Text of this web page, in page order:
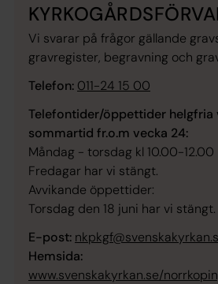
Vi svarar på frågor gällande
gravregister, begravning och
Telefon: 011-24 15 00
Telefontider/öppettider helgfria
sommartid fr.o.m vecka 24:
Måndag - torsdag kl 10.00-12.00
Fredagar har vi stängt.
Avvikande öppettider:
Torsdag den 18 juni har vi stängt.
E-post:
Hemsida:
www.svenskakyrkan.se/